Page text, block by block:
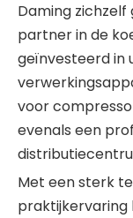
Daming
partner in de
geïnvesteerd in
voor
evenals een
Met een sterk
praktijkervaring